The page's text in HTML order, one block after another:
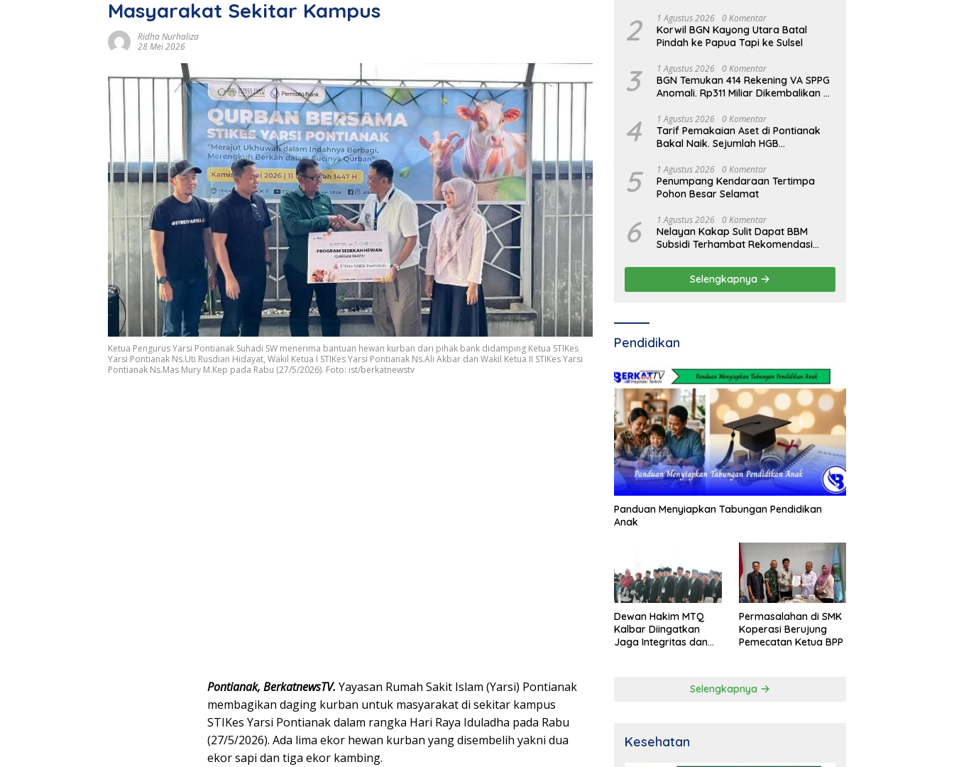
Masyarakat Sekitar Kampus
Ridha Nurhaliza
28 Mei 2026
Ketua Pengurus Yarsi Pontianak Suhadi SW menerima bantuan hewan kurban dari pihak bank didamping Ketua STIKes
Yarsi Pontianak Ns.Uti Rusdian Hidayat, Wakil Ketua I STIKes Yarsi Pontianak Ns.Ali Akbar dan Wakil Ketua II STIKes Yarsi
Pontianak Ns.Mas Mury M.Kep pada Rabu (27/5/2026). Foto: ist/berkatnewstv
Pontianak, BerkatnewsTV. Yayasan Rumah Sakit Islam (Yarsi) Pontianak
membagikan daging kurban untuk masyarakat di sekitar kampus
STIKes Yarsi Pontianak dalam rangka Hari Raya Iduladha pada Rabu
(27/5/2026). Ada lima ekor hewan kurban yang disembelih yakni dua
ekor sapi dan tiga ekor kambing.
2 1 Agustus 2026 0 Komentar
Korwil BGN Kayong Utara Batal
Pindah ke Papua Tapi ke Sulsel
3 1 Agustus 2026 0 Komentar
BGN Temukan 414 Rekening VA SPPG
Anomali. Rp311 Miliar Dikembalikan ke
4 1 Agustus 2026 0 Komentar
Tarif Pemakaian Aset di Pontianak
Bakal Naik. Sejumlah HGB
5 1 Agustus 2026 0 Komentar
Penumpang Kendaraan Tertimpa
Pohon Besar Selamat
6 1 Agustus 2026 0 Komentar
Nelayan Kakap Sulit Dapat BBM
Subsidi Terhambat Rekomendasi
Selengkapnya
Pendidikan
Panduan Menyiapkan Tabungan Pendidikan
Anak
Dewan Hakim MTQ
Kalbar Diingatkan
Jaga Integritas dan
Permasalahan di SMK
Koperasi Berujung
Pemecatan Ketua BPP
Selengkapnya
Kesehatan